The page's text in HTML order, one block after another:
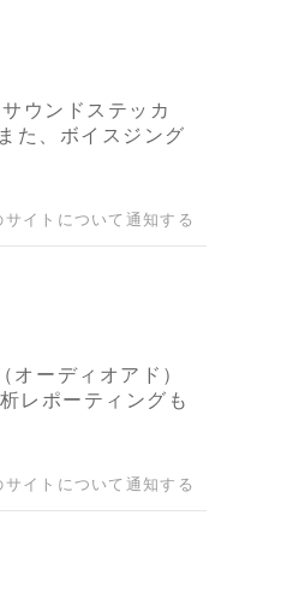
ウンドステッカ
た、ボイスジング
サイトについて通知する
ーディオアド）
レポーティングも
サイトについて通知する